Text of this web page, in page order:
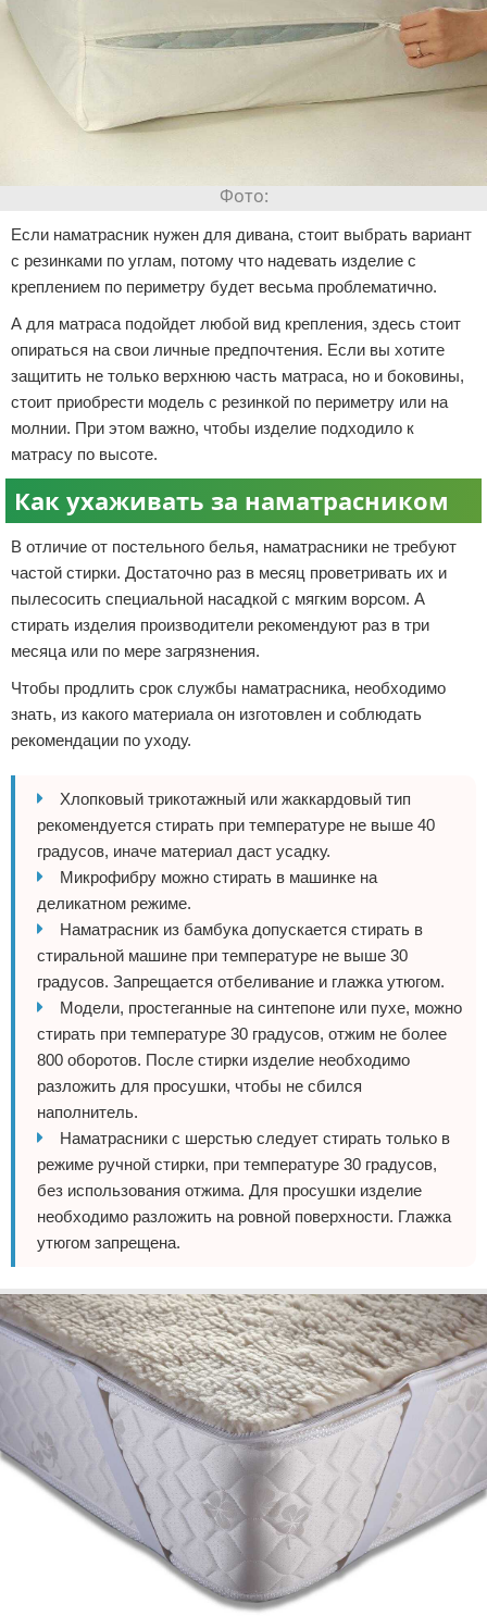
Если наматрасник нужен для дивана, стоит выбрать вариант
с резинками по углам, потому что надевать изделие с
креплением по периметру будет весьма проблематично.
А для матраса подойдет любой вид крепления, здесь стоит
опираться на свои личные предпочтения. Если вы хотите
защитить не только верхнюю часть матраса, но и боковины,
стоит приобрести модель с резинкой по периметру или на
молнии. При этом важно, чтобы изделие подходило к
матрасу по высоте.
Как ухаживать за наматрасником
В отличие от постельного белья, наматрасники не требуют
частой стирки. Достаточно раз в месяц проветривать их и
пылесосить специальной насадкой с мягким ворсом. А
стирать изделия производители рекомендуют раз в три
месяца или по мере загрязнения.
Чтобы продлить срок службы наматрасника, необходимо
знать, из какого материала он изготовлен и соблюдать
рекомендации по уходу.
Хлопковый трикотажный или жаккардовый тип
рекомендуется стирать при температуре не выше 40
градусов, иначе материал даст усадку.
Микрофибру можно стирать в машинке на
деликатном режиме.
Наматрасник из бамбука допускается стирать в
стиральной машине при температуре не выше 30
градусов. Запрещается отбеливание и глажка утюгом.
Модели, простеганные на синтепоне или пухе, можно
стирать при температуре 30 градусов, отжим не более
800 оборотов. После стирки изделие необходимо
разложить для просушки, чтобы не сбился
наполнитель.
Наматрасники с шерстью следует стирать только в
режиме ручной стирки, при температуре 30 градусов,
без использования отжима. Для просушки изделие
необходимо разложить на ровной поверхности. Глажка
утюгом запрещена.